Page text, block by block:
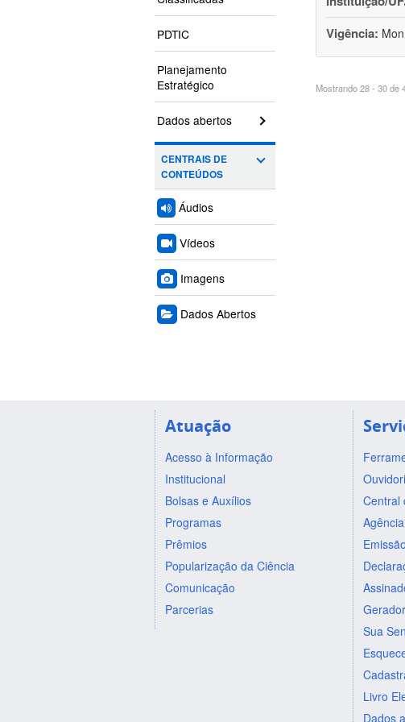
PDTIC
Planejamento
Estratégico
Dados abertos
CENTRAIS DE
CONTEÚDOS
Áudios
Vídeos
Imagens
Dados Abertos
Vigência:
Mostrando 28 - 30 de
Atuação
Acesso à Informação
Institucional
Bolsas e Auxílios
Programas
Prêmios
Popularização da Ciência
Comunicação
Parcerias
Central
Sua
Livro
Dados